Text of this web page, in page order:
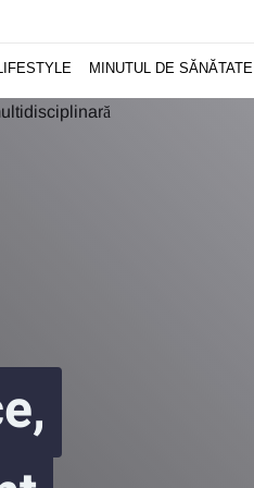
MINUTUL DE SĂNĂTATE